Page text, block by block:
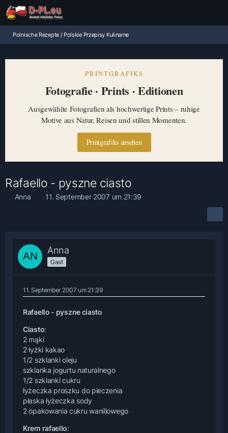
Polnische Rezepte / Polskie Przepisy Kulinarne
PRINTGRAFIKS
Fotografie · Prints · Editionen
Ausgewählte Fotografien als hochwertige Prints – ruhige
Motive aus Natur, Reisen und stillen Momenten.
Printgrafiks ansehen
Rafaello - pyszne ciasto
Anna 11. September 2007 um 21:39
Anna
Gast
11. September 2007 um 21:39
Rafaello - pyszne ciasto
Ciasto:
2 mąki
2 łyżki kakao
1/2 szklanki oleju
szklanka jogurtu naturalnego
1/2 szklanki cukru
łyżeczka proszku do pieczenia
płaska łyżeczka sody
2 opakowania cukru waniliowego
Krem rafaello: